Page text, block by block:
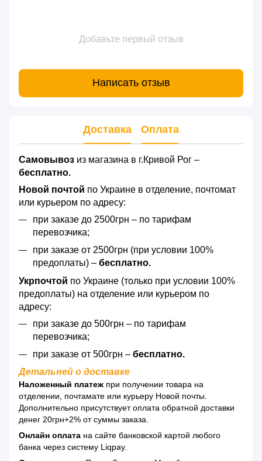
Добавьте первый отзыв
Написать отзыв
Доставка Оплата
Самовывоз из магазина в г.Кривой Рог –
бесплатно.
Новой почтой по Украине в отделение, почтомат
или курьером по адресу:
при заказе до 2500грн – по тарифам
перевозчика;
при заказе от 2500грн (при условии 100%
предоплаты) – бесплатно.
Укрпочтой по Украине (только при условии 100%
предоплаты) на отделение или курьером по
адресу:
при заказе до 500грн – по тарифам
перевозчика;
при заказе от 500грн – бесплатно.
Детальней о доставке
Наложенный платеж при получении товара на
отделении, почтамате или курьеру Новой почты.
Дополнительно присутствует оплата обратной доставки
денег 20грн+2% от суммы заказа.
Онлайн оплата на сайте банковской картой любого
банка через систему Liqpay.